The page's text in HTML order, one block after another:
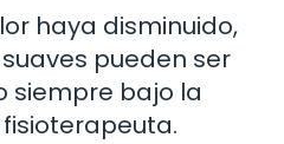
haya disminuido,
pueden ser
siempre bajo la